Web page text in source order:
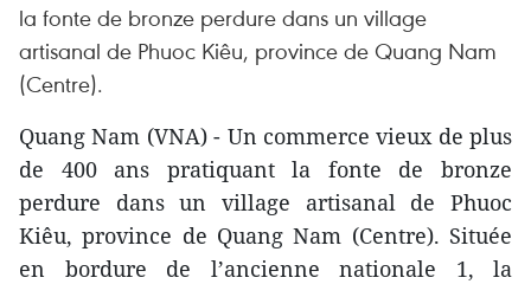
la fonte de bronze perdure dans un village
artisanal de Phuoc Kiêu, province de Quang Nam
(Centre).
Quang Nam (VNA) - Un commerce vieux de plus
de 400 ans pratiquant la fonte de bronze
perdure dans un village artisanal de Phuoc
Kiêu, province de Quang Nam (Centre). Située
en bordure de l’ancienne nationale 1, la